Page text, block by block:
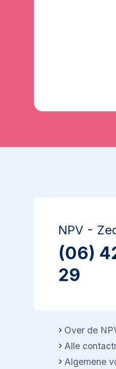
NPV -
(06)
29
Over de
Alle
Algemene